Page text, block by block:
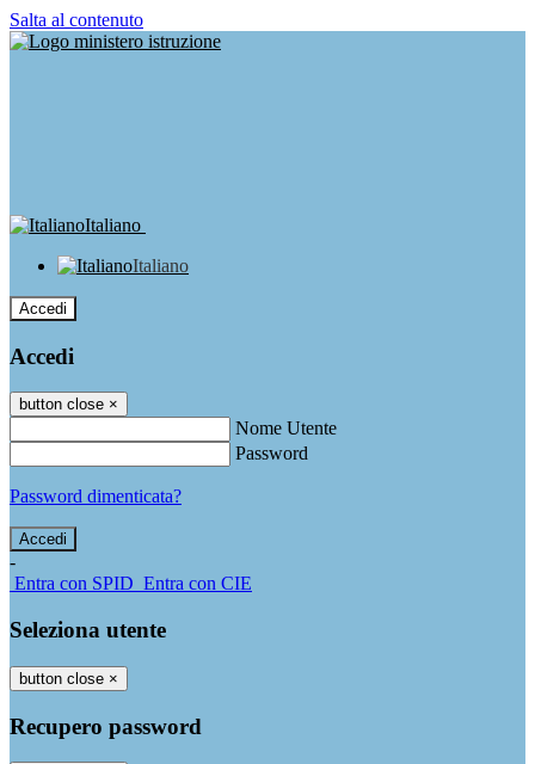
Salta al contenuto
Italiano
Italiano
Accedi
Accedi
button close ×
Nome Utente
Password
Password dimenticata?
-
Entra con SPID Entra con CIE
Seleziona utente
button close ×
Recupero password